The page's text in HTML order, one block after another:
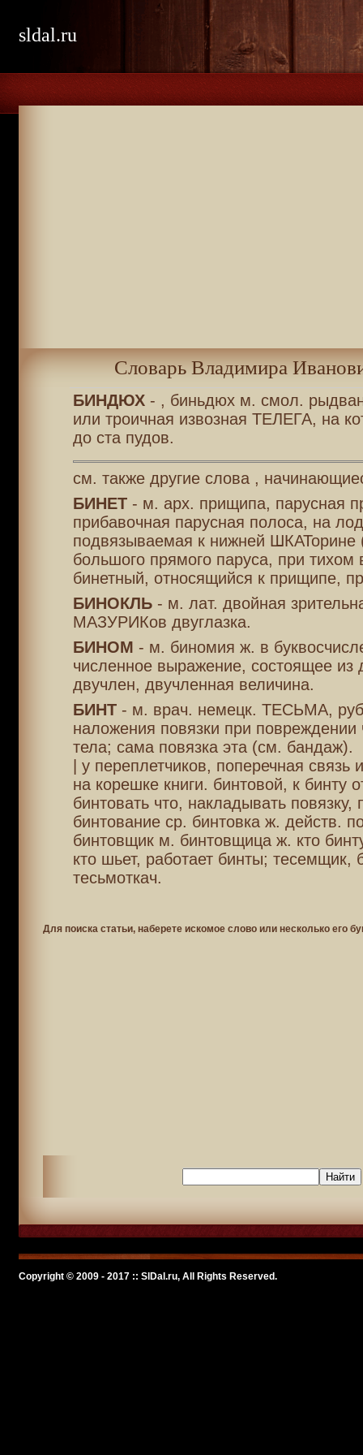
sldal.ru
Словарь Владимира
БИНДЮХ- , биньдюх м. смол.
или троичная извозная ТЕЛЕГА, на
до ста пудов.
см. также другие слова ,
БИНЕТ- м. арх. прищипа, парусная
прибавочная парусная полоса, на
подвязываемая к нижней ШКАТорине
большого прямого паруса, при тихом
бинетный, относящийся к прищипе,
БИНОКЛЬ- м. лат. двойная
МАЗУРИКов двуглазка.
БИНОМ - м. биномия ж. в
численное выражение, состоящее
двучлен, двучленная величина.
БИНТ- м. врач. немецк. ТЕСЬМА,
наложения повязки при повреждении
тела; сама повязка эта (см. бандаж).
| у переплетчиков, поперечная связь
на корешке книги. бинтовой, к бинту
бинтовать что, накладывать повязку,
бинтование ср. бинтовка ж. действ. по
бинтовщик м. бинтовщица ж. кто
кто шьет, работает бинты; тесемщик,
тесьмоткач.
Для поиска статьи, наберете искомое слово или несколько его
Copyright © 2009 - 2017 :: SlDal.ru, All Rights Reserved.